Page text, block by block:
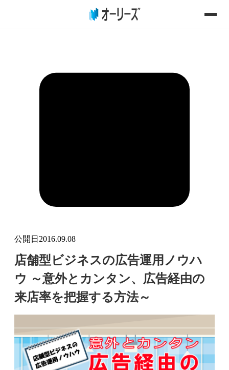
公開日 2016.09.08
店舗型ビジネスの広告運用ノウハ
ウ ～意外とカンタン、広告経由の
来店率を把握する方法～